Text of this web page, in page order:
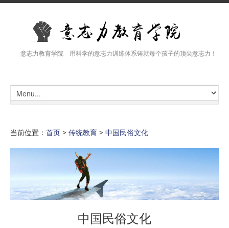
意志力教育学院 用科学的意志力训练体系铸就每个孩子的顶尖意志力！
当前位置： 首页 > 传统教育 > 中国民俗文化
中国民俗文化